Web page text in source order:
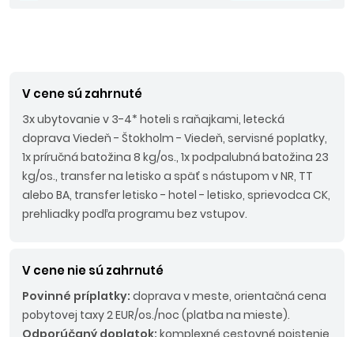
V cene sú zahrnuté
3x ubytovanie v 3-4* hoteli s raňajkami, letecká
doprava Viedeň - Štokholm - Viedeň, servisné poplatky,
1x príručná batožina 8 kg/os., 1x podpalubná batožina 23
kg/os., transfer na letisko a späť s nástupom v NR, TT
alebo BA, transfer letisko - hotel - letisko, sprievodca CK,
prehliadky podľa programu bez vstupov.
V cene nie sú zahrnuté
Povinné príplatky: doprava v meste, orientačná cena
pobytovej taxy 2 EUR/os./noc (platba na mieste).
Odporúčaný doplatok: komplexné cestovné poistenie